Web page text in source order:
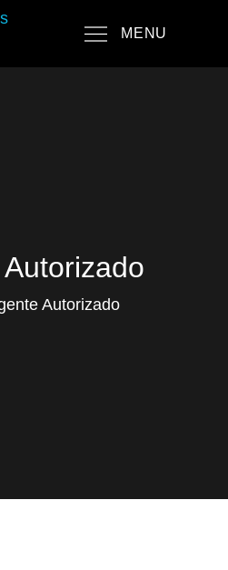
MENU
Autorizado